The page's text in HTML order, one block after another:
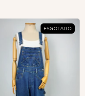
ESGOTADO